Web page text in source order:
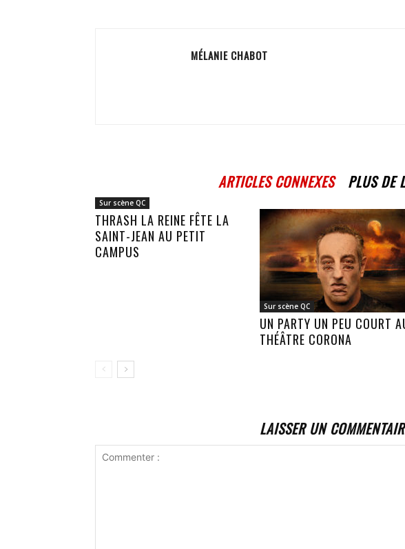
MÉLANIE CHABOT
ARTICLES CONNEXES PLUS DE
Sur scène QC
THRASH LA REINE FÊTE LA
SAINT-JEAN AU PETIT
CAMPUS
Sur scène QC
UN PARTY UN PEU COURT
THÉÂTRE CORONA
LAISSER UN